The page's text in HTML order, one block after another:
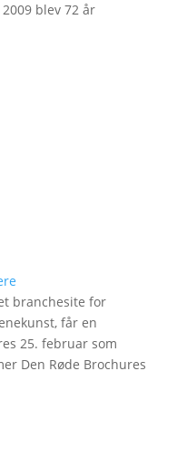
blev 72 år
branchesite for
får en
25. februar som
Den Røde Brochures